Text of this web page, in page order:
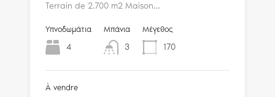
Terrain de 2.700 m2 Maison…
Υπνοδωμάτια
4
Μπάνια
3
Μέγεθος
170
À vendre